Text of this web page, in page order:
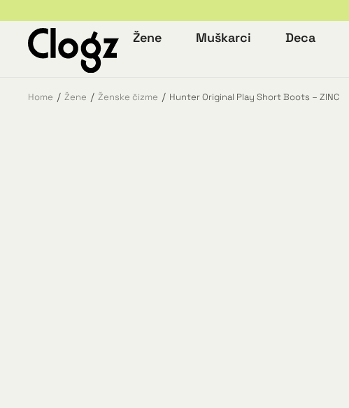
Žene Muškarci Deca
You are here:
Home Žene Ženske čizme Hunter Original Play Short Boots – ZINC